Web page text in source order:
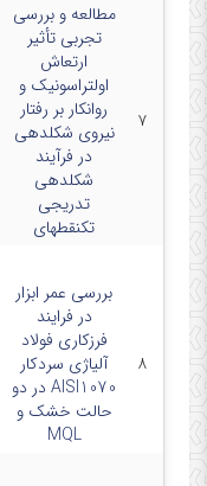
۷
مطالعه و بررسی
تجربی تأثیر
ارتعاش
اولتراسونیک و
روانکار بر رفتار
نیروی شکلدهی
در فرآیند
شکلدهی
تدریجی
تکنقطهای
۸
بررسی عمر ابزار
در فرایند
فرزکاری فولاد
آلیاژی سردکار
AISI1070 در دو
حالت خشک و
MQL